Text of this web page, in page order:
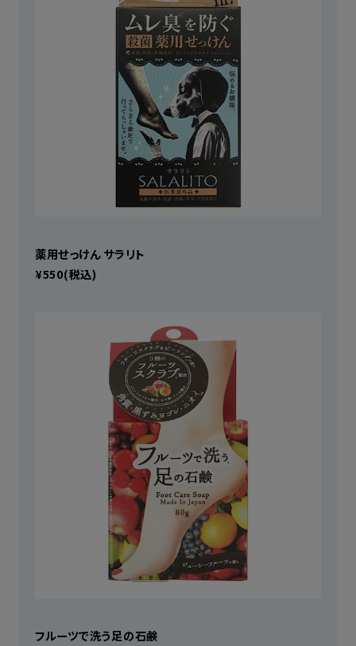
薬用せっけん サラリト
¥550(税込)
フルーツで洗う足の石鹸